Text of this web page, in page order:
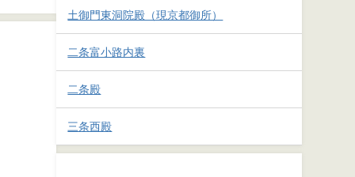
土御門東洞院殿（現京都御所）
二条富小路内裏
二条殿
三条西殿